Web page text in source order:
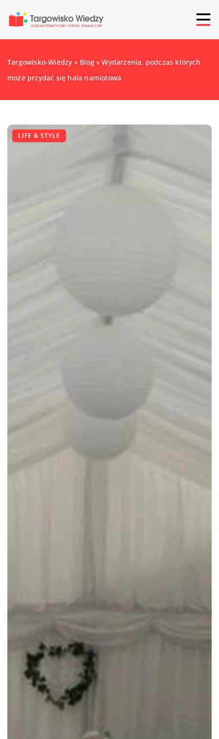
Targowisko-Wiedzy » Blog»Wydarzenia, podczas których
może przydać się hala namiotowa
LIFE & STYLE